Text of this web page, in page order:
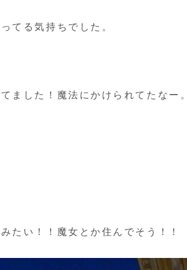
てる気持ちでした。
ました！魔法にかけられてたなー。
たい！！魔女とか住んでそう！！